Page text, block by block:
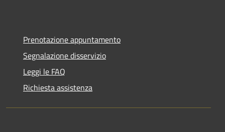
Prenotazione appuntamento
Segnalazione disservizio
Leggi le FAQ
Richiesta assistenza